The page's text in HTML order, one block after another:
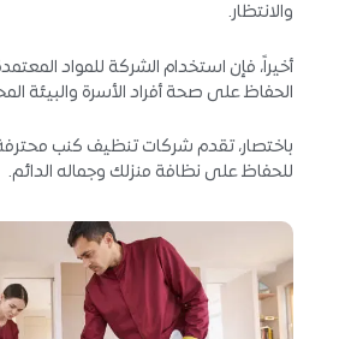
والانتظار.
أخيراً، فإن استخدام الشركة للمواد
الحفاظ على صحة أفراد الأسرة والبيئة
باختصار، تقدم شركات تنظيف كنب محترفة
للحفاظ على نظافة منزلك وجماله الدائم.